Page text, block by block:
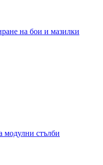
на бои и мазилки
модулни стълби